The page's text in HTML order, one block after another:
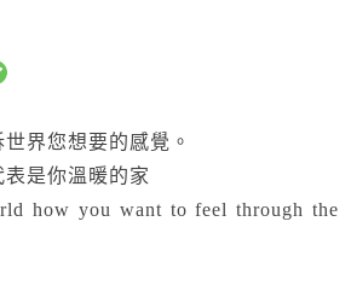
界您想要的感覺。
是你溫暖的家
how you want to feel through the